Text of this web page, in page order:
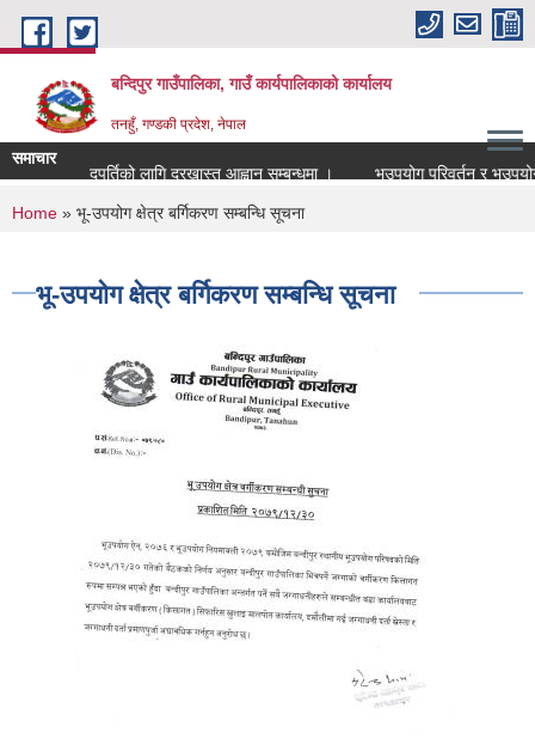
Skip to main content
बन्दिपुर गाउँपालिका, गाउँ कार्यपालिकाको कार्यालय
तनहुँ, गण्डकी प्रदेश, नेपाल
समाचार
पदपुर्तिको लागि दरखास्त आह्वान सम्बन्धमा ।
भूउपयोग परिवर्तन र भूउपयोग
You are here
Home » भू-उपयोग क्षेत्र बर्गिकरण सम्बन्धि सूचना
भू-उपयोग क्षेत्र बर्गिकरण सम्बन्धि सूचना